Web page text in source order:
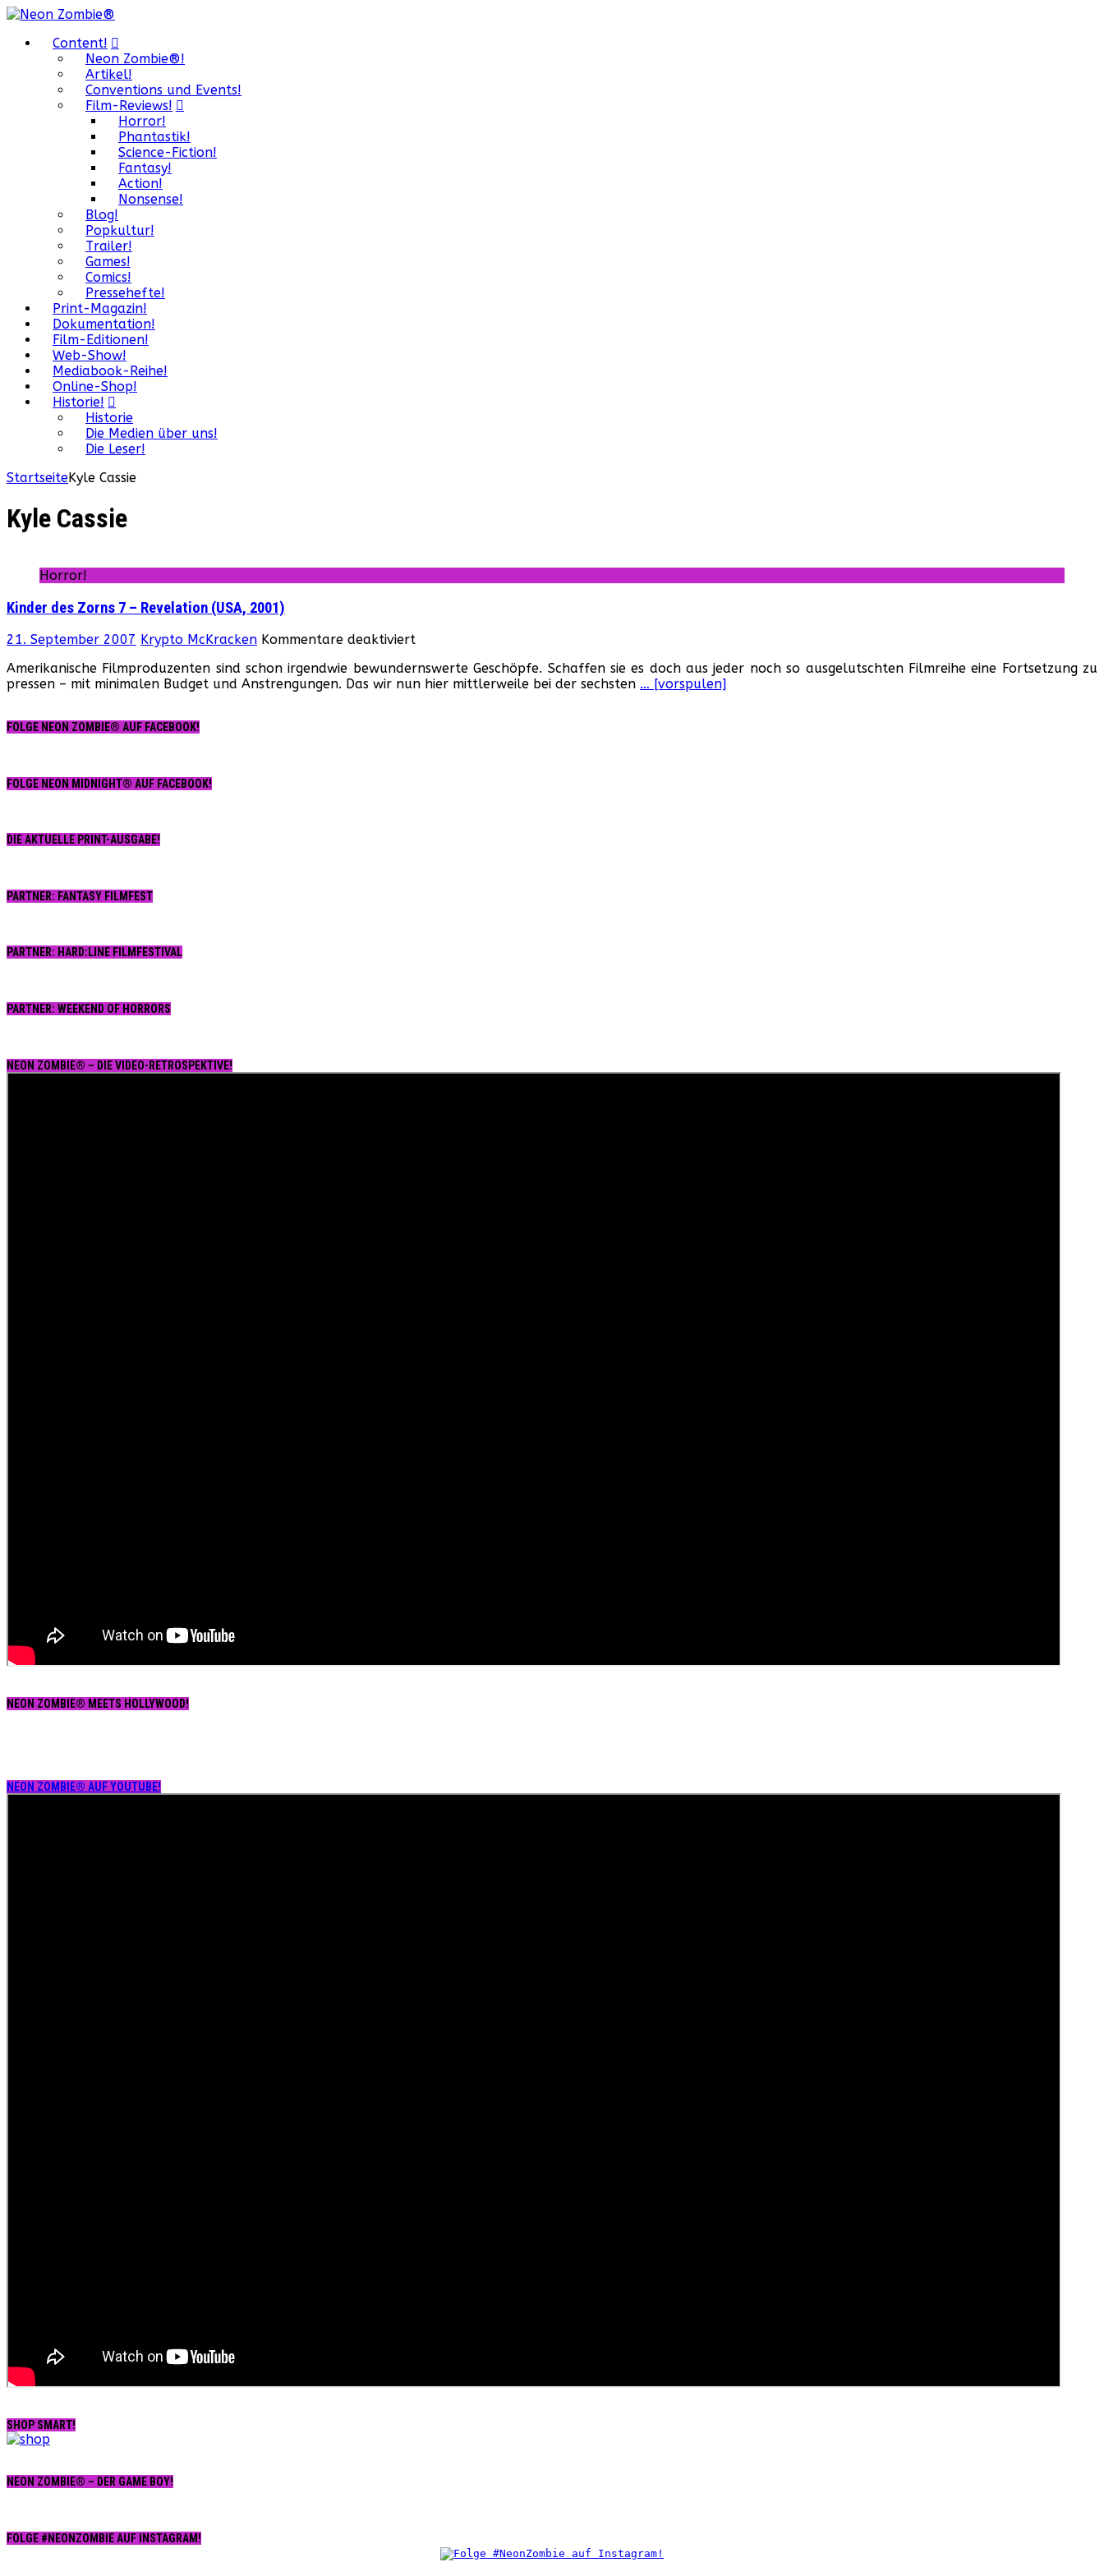
Content!
Neon Zombie®!
Artikel!
Conventions und Events!
Film-Reviews!
Horror!
Phantastik!
Science-Fiction!
Fantasy!
Action!
Nonsense!
Blog!
Popkultur!
Trailer!
Games!
Comics!
Pressehefte!
Print-Magazin!
Dokumentation!
Film-Editionen!
Web-Show!
Mediabook-Reihe!
Online-Shop!
Historie!
Historie
Die Medien über uns!
Die Leser!
StartseiteKyle Cassie
Kyle Cassie
Horror!
Kinder des Zorns 7 – Revelation (USA, 2001)
21. September 2007 Krypto McKracken Kommentare deaktiviertfür
des
Zorns
Amerikanische Filmproduzenten sind schon irgendwie bewundernswerte Geschöpfe. Schaffen sie es doch aus jeder noch so ausgelutschten Filmreihe eine Fortsetzung zu
pressen – mit minimalen Budget und Anstrengungen. Das wir nun hier mittlerweile bei der sechsten … [vorspulen]
FOLGE NEON ZOMBIE® AUF FACEBOOK!
FOLGE NEON MIDNIGHT® AUF FACEBOOK!
DIE AKTUELLE PRINT-AUSGABE!
PARTNER: FANTASY FILMFEST
PARTNER: HARD:LINE FILMFESTIVAL
PARTNER: WEEKEND OF HORRORS
NEON ZOMBIE® – DIE VIDEO-RETROSPEKTIVE!
NEON ZOMBIE® MEETS HOLLYWOOD!
NEON ZOMBIE® AUF YOUTUBE!
SHOP SMART!
NEON ZOMBIE® – DER GAME BOY!
FOLGE #NEONZOMBIE AUF INSTAGRAM!